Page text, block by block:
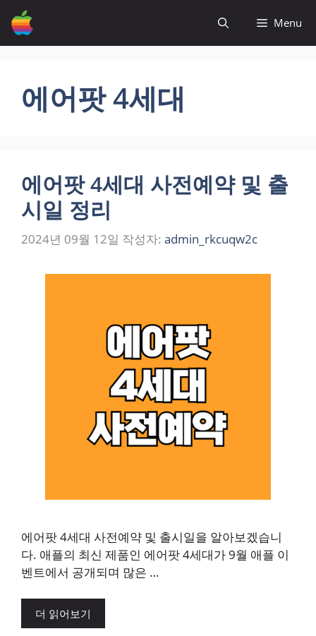
츠
Menu
에어팟 4세대
에어팟 4세대 사전예약 및 출
시일 정리
2024년 09월 12일 작성자: admin_rkcuqw2c
에어팟 4세대 사전예약 및 출시일을 알아보겠습니
다. 애플의 최신 제품인 에어팟 4세대가 9월 애플 이
벤트에서 공개되며 많은 …
더 읽어보기